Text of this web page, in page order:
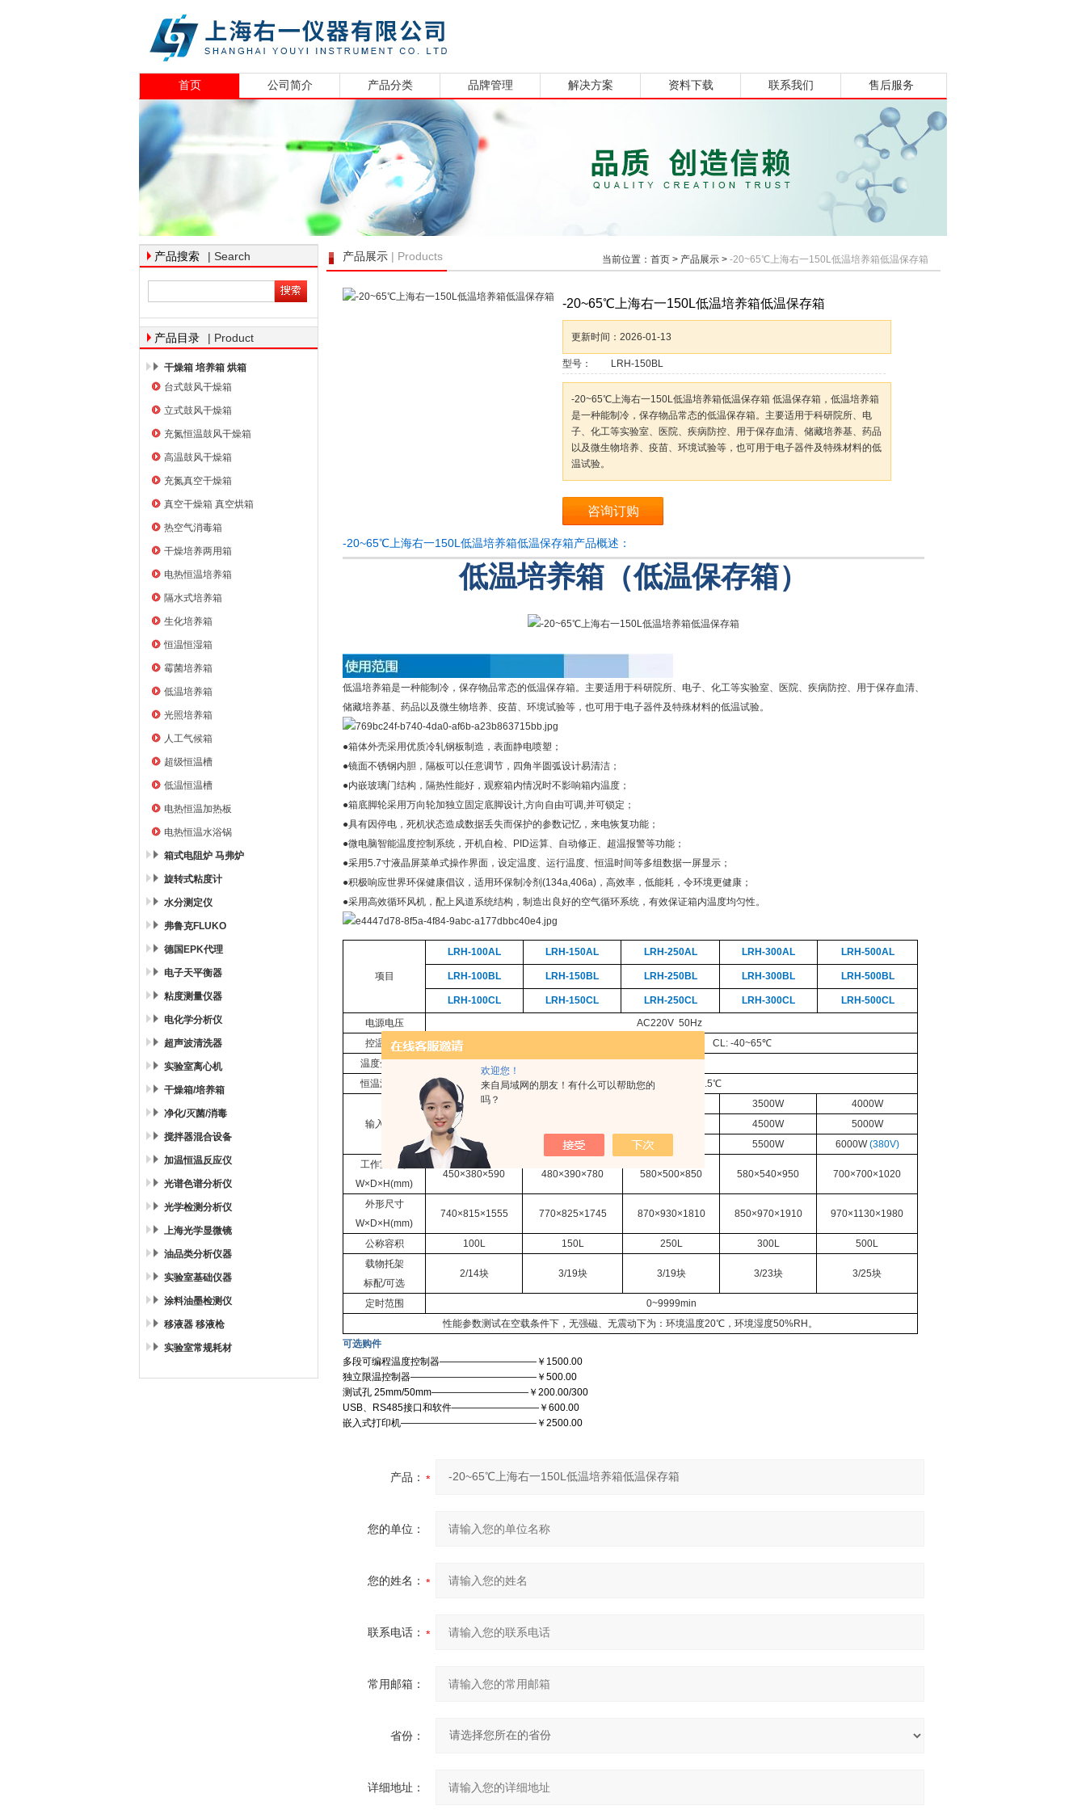
欢迎您！
来自局域网的朋友！有什么可以帮助您的
吗？
上海右一仪器有限公司
首页 公司简介 产品分类 品牌管理 解决方案 资料下载 联系我们 售后服务
产品搜索 | Search
产品目录 | Product
干燥箱 培养箱 烘箱
台式鼓风干燥箱
立式鼓风干燥箱
充氮恒温鼓风干燥箱
高温鼓风干燥箱
充氮真空干燥箱
真空干燥箱 真空烘箱
热空气消毒箱
干燥培养两用箱
电热恒温培养箱
隔水式培养箱
生化培养箱
恒温恒湿箱
霉菌培养箱
低温培养箱
光照培养箱
人工气候箱
超级恒温槽
低温恒温槽
电热恒温加热板
电热恒温水浴锅
箱式电阻炉 马弗炉
旋转式粘度计
水分测定仪
弗鲁克FLUKO
德国EPK代理
电子天平衡器
粘度测量仪器
电化学分析仪
超声波清洗器
实验室离心机
干燥箱/培养箱
净化/灭菌/消毒
搅拌器混合设备
加温恒温反应仪
光谱色谱分析仪
光学检测分析仪
上海光学显微镜
油品类分析仪器
实验室基础仪器
涂料油墨检测仪
移液器 移液枪
实验室常规耗材
产品展示 | Products 当前位置： 首页 > 产品展示 > -20~65℃上海右一150L低温培养箱低温保存箱
-20~65℃上海右一150L低温培养箱低温保存箱
更新时间： 2026-01-13
型号： LRH-150BL
-20~65℃上海右一150L低温培养箱低温保存箱 低温保存箱，低温培养箱
是一种能制冷，保存物品常态的低温保存箱。主要适用于科研院所、电
子、化工等实验室、医院、疾病防控、用于保存血清、储藏培养基、药品
以及微生物培养、疫苗、环境试验等，也可用于电子器件及特殊材料的低
温试验。
咨询订购
-20~65℃上海右一150L低温培养箱低温保存箱产品概述：
低温培养箱（低温保存箱）
低温培养箱是一种能制冷，保存物品常态的低温保存箱。主要适用于科研院所、电子、化工等实验室、医院、疾病防控、用于保存血清、
储藏培养基、药品以及微生物培养、疫苗、环境试验等，也可用于电子器件及特殊材料的低温试验。
●箱体外壳采用优质冷轧钢板制造，表面静电喷塑；
●镜面不锈钢内胆，隔板可以任意调节，四角半圆弧设计易清洁；
●内嵌玻璃门结构，隔热性能好，观察箱内情况时不影响箱内温度；
●箱底脚轮采用万向轮加独立固定底脚设计,方向自由可调 ,并可锁定；
●具有因停电，死机状态造成数据丢失而保护的参数记忆，来电恢复功能；
●微电脑智能温度控制系统，开机自检、
PID运算、自动修正、超温报警等功能；
●采用5.7寸液晶屏菜单式操作界面，设定温度、运行温度、恒温时间等多组数据一屏显示；
●积极响应世界环保健康倡议，适用环保制冷剂 (134a,406a) ，高效率，低能耗，令环境更健康；
●采用高效循环风机，配上风道系统结构，制造出良好的空气循环系统，有效保证箱内温度均匀性。
项目
LRH-100AL LRH-150AL LRH-250AL LRH-300AL LRH-500AL
LRH-100BL LRH-150BL LRH-250BL LRH-300BL LRH-500BL
LRH-100CL LRH-150CL LRH-250CL LRH-300CL
LRH-500CL
电源电压
AC220V 50Hz
控温范围
CL: -40~65℃
温度分辨率
恒温波动度
高温±0.5 0.5℃
输入功率
2000W 3500W
4000W
2500W
4500W
5000W
3000W
3500W 5500W 6000W(380V)
工作室尺寸
W× D× H(mm)
450×380×590 480×390×780 580×500×850 580×540×950 700×700×1020
外形尺寸
W× D× H(mm)
740×815×1555 770×825×1745 870×930×1810 850×970×1910 970×1130×1980
公称容积 100L 150L 250L 300L
500L
载物托架
标配/可选
2/14块 3/19块 3/19块 3/23块 3/25块
定时范围 0~9999min
性能参数测试在空载条件下，无强磁、无震动下为：环境温度20℃，环境湿度50%RH 。
可选购件
多段可编程温度控制器——————————￥ 1500.00
独立限温控制器—————————————￥ 500.00
测试孔 25mm/50mm——————————￥ 200.00/300
USB、 RS485接口和软件—————————￥ 600.00
嵌入式打印机——————————————￥ 2500.00
产品：
您的单位：
您的姓名：
联系电话：
常用邮箱：
省份：
详细地址：